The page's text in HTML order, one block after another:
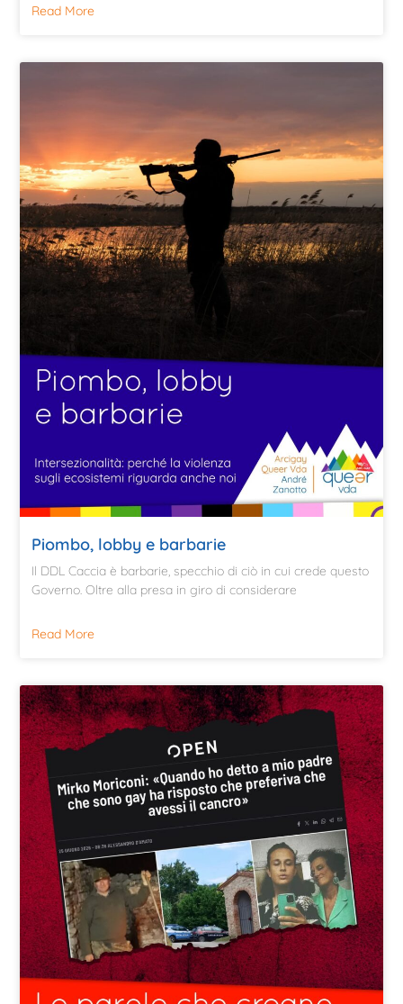
Read More
Piombo, lobby e barbarie
Il DDL Caccia è barbarie, specchio di ciò in cui crede questo
Governo. Oltre alla presa in giro di considerare
Read More